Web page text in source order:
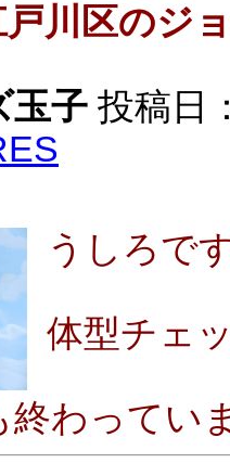
川区のジ
玉子 投稿日
うしろで
体型チェ
終わってい